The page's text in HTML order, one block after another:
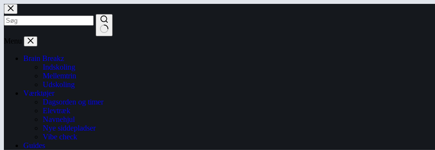
Skip
to
content
No
Menu
Brain Breakz
Indskoling
Mellemtrin
Udskoling
Værktøjer
Dagsorden og timer
Elevtræk
Navnehjul
Nye siddepladser
Vibe check
Guides